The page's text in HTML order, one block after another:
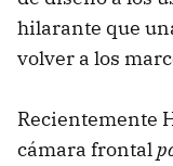
hilarante que
volver a los
Recientemente
cámara frontal